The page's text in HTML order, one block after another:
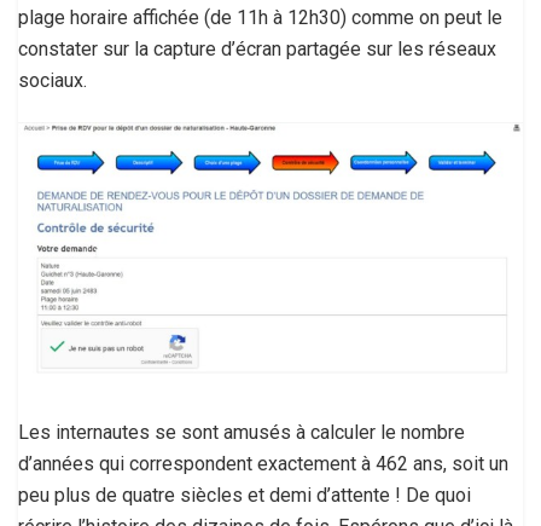
plage horaire affichée (de 11h à 12h30) comme on peut le
constater sur la capture d’écran partagée sur les réseaux
sociaux.
Les internautes se sont amusés à calculer le nombre
d’années qui correspondent exactement à 462 ans, soit un
peu plus de quatre siècles et demi d’attente ! De quoi